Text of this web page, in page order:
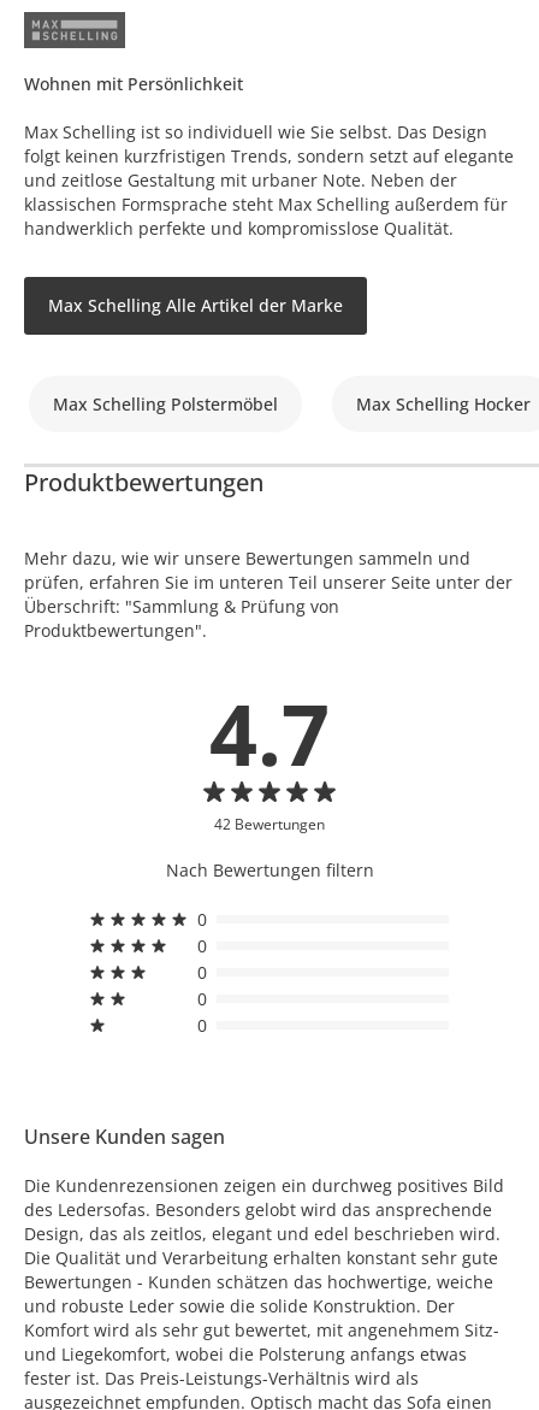
Wohnen mit Persönlichkeit
Max Schelling ist so individuell wie Sie selbst. Das Design
folgt keinen kurzfristigen Trends, sondern setzt auf elegante
und zeitlose Gestaltung mit urbaner Note. Neben der
klassischen Formsprache steht Max Schelling außerdem für
handwerklich perfekte und kompromisslose Qualität.
Max Schelling Alle Artikel der Marke
Max Schelling Polstermöbel Max Schelling Hocker
Produktbewertungen
Mehr dazu, wie wir unsere Bewertungen sammeln und
prüfen, erfahren Sie im unteren Teil unserer Seite unter der
Überschrift: "Sammlung & Prüfung von
Produktbewertungen".
4.7
42 Bewertungen
Nach Bewertungen filtern
0
0
0
0
0
Unsere Kunden sagen
Die Kundenrezensionen zeigen ein durchweg positives Bild
des Ledersofas. Besonders gelobt wird das ansprechende
Design, das als zeitlos, elegant und edel beschrieben wird.
Die Qualität und Verarbeitung erhalten konstant sehr gute
Bewertungen - Kunden schätzen das hochwertige, weiche
und robuste Leder sowie die solide Konstruktion. Der
Komfort wird als sehr gut bewertet, mit angenehmem Sitz-
und Liegekomfort, wobei die Polsterung anfangs etwas
fester ist. Das Preis-Leistungs-Verhältnis wird als
ausgezeichnet empfunden. Optisch macht das Sofa einen